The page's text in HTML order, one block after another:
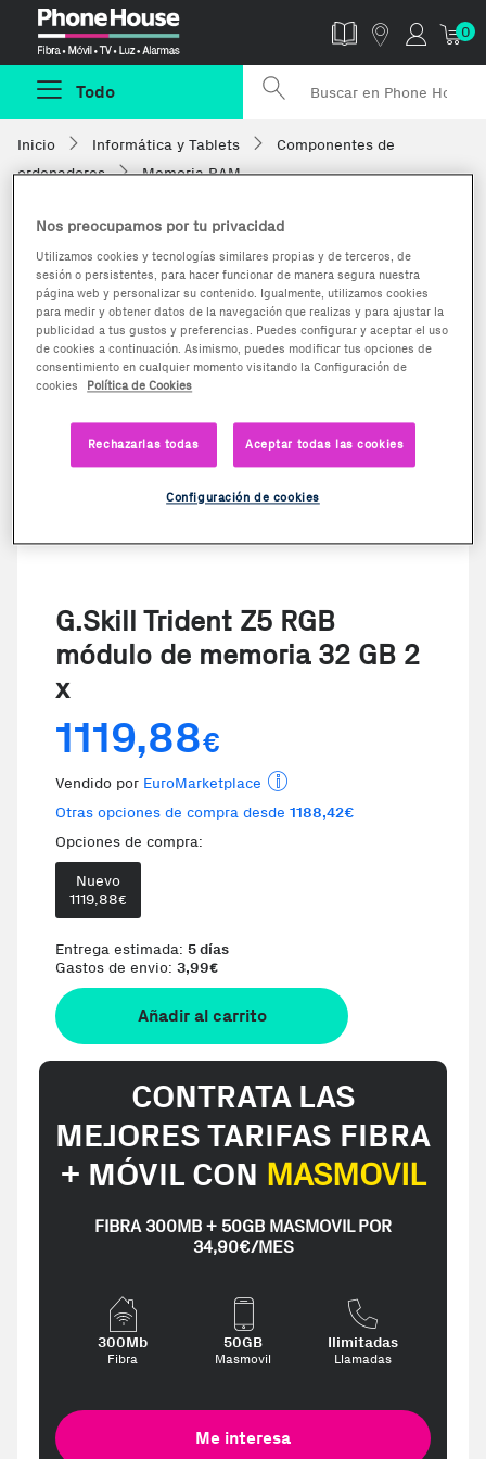
0
Todo
Inicio Informática y Tablets
Componentes de
ordenadores
Memoria RAM
G.Skill Trident Z5 RGB
módulo de memoria 32 GB 2
x
1119,88€
Vendido por EuroMarketplace
Otras opciones de compra desde 1188,42€
Opciones de compra:
Nuevo
1119,88€
Entrega estimada: 5 días
Gastos de envio: 3,99€
Añadir al carrito
CONTRATA LAS
MEJORES TARIFAS FIBRA
+ MÓVIL CON MASMOVIL
FIBRA 300MB + 50GB MASMOVIL POR
34,90€/MES
300Mb
Fibra
50GB
Masmovil
Ilimitadas
Llamadas
Me interesa
Nos preocupamos por tu privacidad
Utilizamos cookies y tecnologías similares propias y de terceros, de
sesión o persistentes, para hacer funcionar de manera segura nuestra
página web y personalizar su contenido. Igualmente, utilizamos cookies
para medir y obtener datos de la navegación que realizas y para ajustar la
publicidad a tus gustos y preferencias. Puedes configurar y aceptar el uso
de cookies a continuación. Asimismo, puedes modificar tus opciones de
consentimiento en cualquier momento visitando la Configuración de
cookies
Política de Cookies
Rechazarlas todas Aceptar todas las cookies
Configuración de cookies